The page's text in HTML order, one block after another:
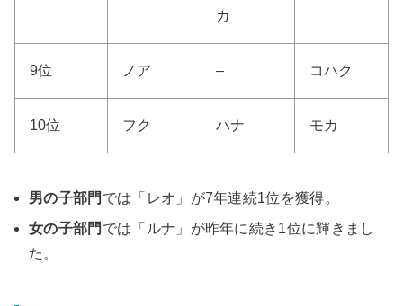
カ
9位 ノア – コハク
10位 フク ハナ モカ
男の子部門 では「レオ」が7年連続1位を獲得。
女の子部門 では「ルナ」が昨年に続き1位に輝きまし
た。